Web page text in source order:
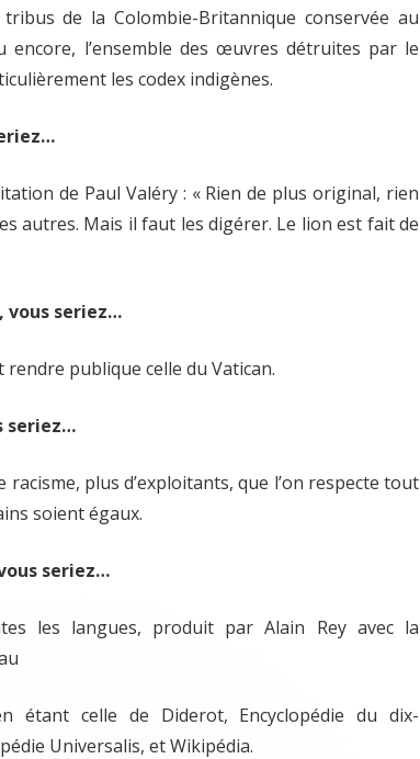
de la Colombie-Britannique conservée au
encore, l’ensemble des œuvres détruites par le
les codex indigènes.
de Paul Valéry : « Rien de plus original, rien
autres. Mais il faut les digérer. Le lion est fait de
vous seriez…
rendre publique celle du Vatican.
seriez…
racisme, plus d’exploitants, que l’on respecte tout
soient égaux.
seriez…
les langues, produit par Alain Rey avec la
étant celle de Diderot, Encyclopédie du dix-
Universalis, et Wikipédia.